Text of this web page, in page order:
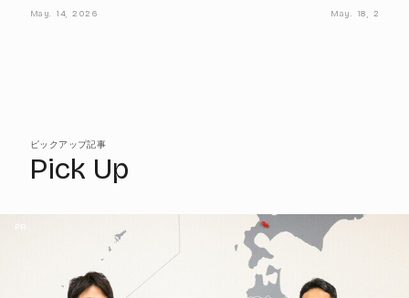
トタイプ公開! 見た目は?
May. 14, 2026
ついて日産開
May. 18, 2026
ピックアップ記事
Pick Up
PR